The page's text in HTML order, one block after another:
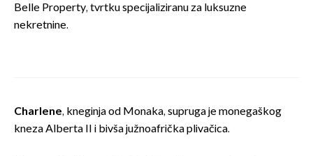
Belle Property, tvrtku specijaliziranu za luksuzne
nekretnine.
Charlene, kneginja od Monaka, supruga je monegaškog
kneza Alberta II i bivša južnoafrička plivačica.